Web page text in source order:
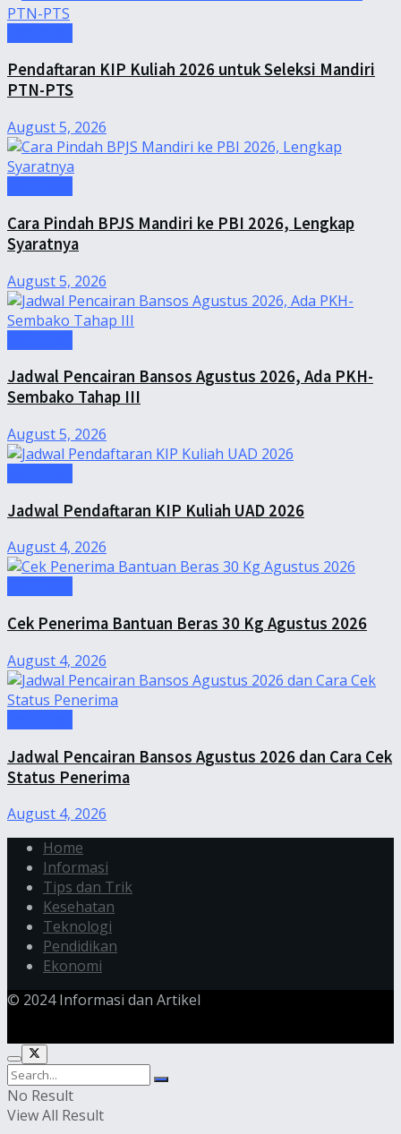
Pendaftaran KIP Kuliah 2026 untuk Seleksi Mandiri
PTN-PTS
August 5, 2026
Cara Pindah BPJS Mandiri ke PBI 2026, Lengkap
Syaratnya
August 5, 2026
Jadwal Pencairan Bansos Agustus 2026, Ada PKH-
Sembako Tahap III
August 5, 2026
Jadwal Pendaftaran KIP Kuliah UAD 2026
August 4, 2026
Cek Penerima Bantuan Beras 30 Kg Agustus 2026
August 4, 2026
Jadwal Pencairan Bansos Agustus 2026 dan Cara Cek
Status Penerima
August 4, 2026
Home
Informasi
Tips dan Trik
Kesehatan
Teknologi
Pendidikan
Ekonomi
© 2024 Informasi dan Artikel
No Result
View All Result